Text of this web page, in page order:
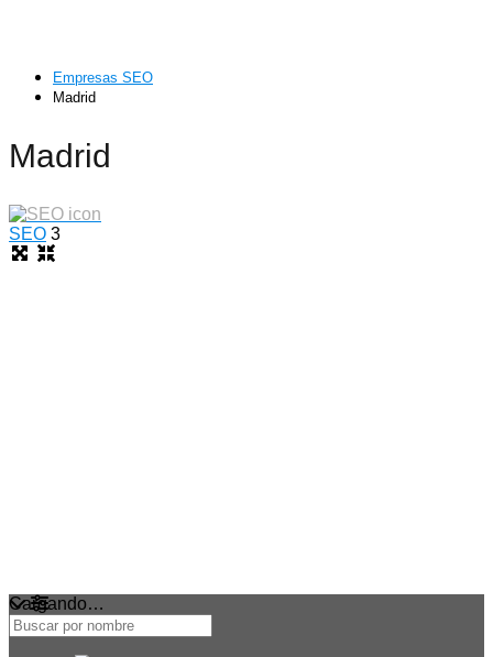
Empresas SEO
Madrid
Madrid
SEO 3
Cargando…